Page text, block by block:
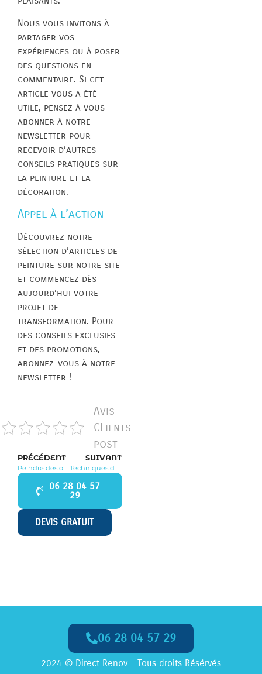
Appelez-Nous dès Maintenant
06 28 04 57 29
Nous vous invitons à
partager vos
expériences ou à poser
des questions en
commentaire. Si cet
article vous a été
utile, pensez à vous
abonner à notre
newsletter pour
recevoir d’autres
conseils pratiques sur
la peinture et la
décoration.
Appel à l’action
Découvrez notre
sélection d’articles de
peinture sur notre site
et commencez dès
aujourd’hui votre
projet de
transformation. Pour
des conseils exclusifs
et des promotions,
abonnez-vous à notre
newsletter !
Avis
CLients
post
PRÉCÉDENT
Peindre des animaux : astuces pour un rendu réaliste et vivant
SUIVANT
Techniques de peinture en plein air : capturer la beauté de la nature en extérieur
06 28 04 57
29
DEVIS GRATUIT
06 28 04 57 29
2024 © Direct Renov - Tous droits Résérvés